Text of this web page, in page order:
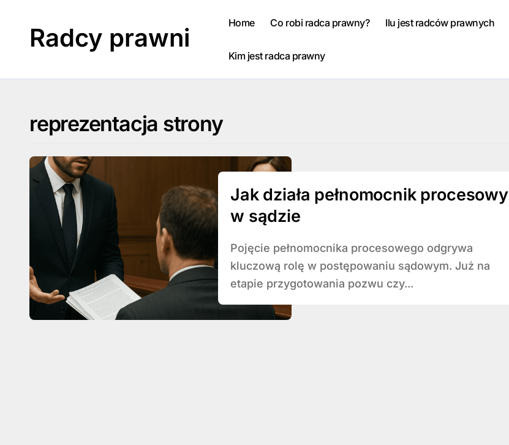
contentRadcy prawni Home Co robi radca prawny? Ilu jest radców prawnych
Kim jest radca prawny
reprezentacja strony
Jak działa pełnomocnik procesowy
w sądzie
Pojęcie pełnomocnika procesowego odgrywa
kluczową rolę w postępowaniu sądowym. Już na
etapie przygotowania pozwu czy...